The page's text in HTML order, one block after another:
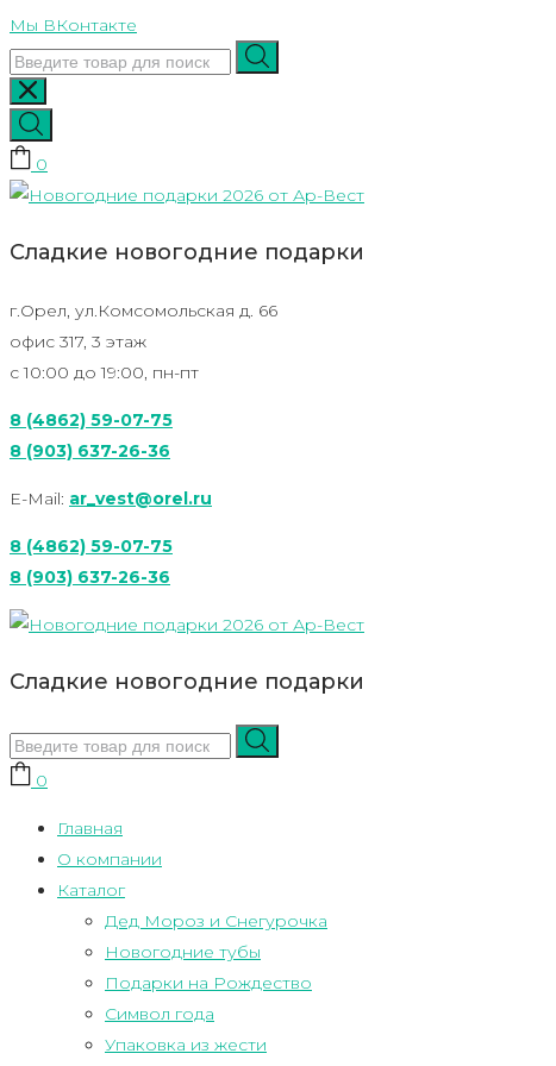
Skip
to
content
Мы ВКонтакте
0
Сладкие новогодние подарки
г.Орел, ул.Комсомольская д. 66
офис 317, 3 этаж
с 10:00 до 19:00, пн-пт
8 (4862) 59-07-75
8 (903) 637-26-36
E-Mail: ar_vest@orel.ru
8 (4862) 59-07-75
8 (903) 637-26-36
Сладкие новогодние подарки
0
Главная
О компании
Каталог
Дед Мороз и Снегурочка
Новогодние тубы
Подарки на Рождество
Символ года
Упаковка из жести